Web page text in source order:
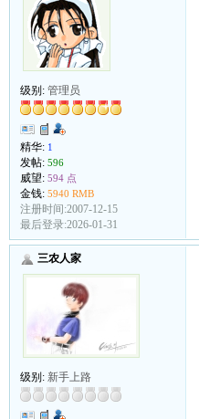
级别: 管理员
精华: 1
发帖: 596
威望: 594 点
金钱: 5940 RMB
注册时间:2007-12-15
最后登录:2026-01-31
三农人家
级别: 新手上路